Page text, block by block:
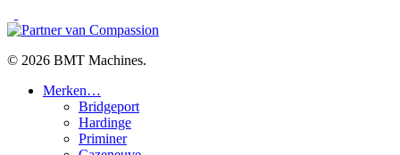
© 2026 BMT Machines.
Close
Merken…
Bridgeport
Hardinge
Priminer